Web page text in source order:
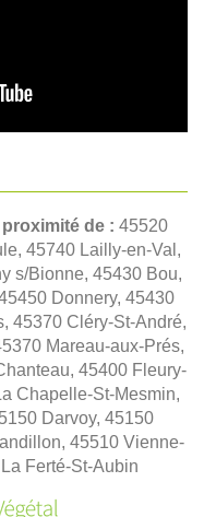
de : 45520
45740 Lailly-en-Val,
s/Bionne, 45430 Bou,
Donnery, 45430
45370 Cléry-St-André,
Mareau-aux-Prés,
45400 Fleury-
Chapelle-St-Mesmin,
Darvoy, 45150
45510 Vienne-
Ferté-St-Aubin